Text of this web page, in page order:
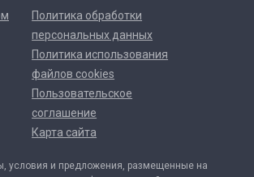
Политика обработки
персональных данных
Политика использования
файлов cookies
Пользовательское
соглашение
Карта сайта
условия и предложения, размещенные на